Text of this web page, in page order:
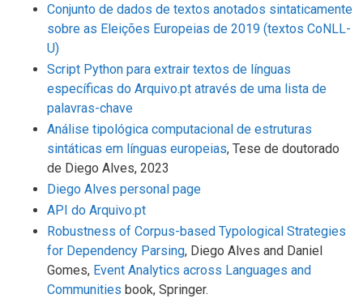
Conjunto de dados de textos anotados sintaticamente
sobre as Eleições Europeias de 2019 (textos CoNLL-
U)
Script Python para extrair textos de línguas
específicas do Arquivo.pt através de uma lista de
palavras-chave
Análise tipológica computacional de estruturas
sintáticas em línguas europeias, Tese de doutorado
de Diego Alves, 2023
Diego Alves personal page
API do Arquivo.pt
Robustness of Corpus-based Typological Strategies
for Dependency Parsing, Diego Alves and Daniel
Gomes, Event Analytics across Languages and
Communities book, Springer.